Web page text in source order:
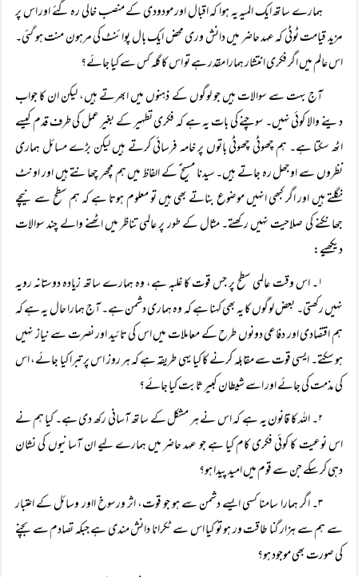
ہمارے ساتھ ایک المیہ یہ ہوا کہ اقبال اور مودودی کے منصب خالی رہ گئے اور اس پر
مزید قیامت ٹوٹی کہ عہد حاضر میں دانش وری محض ایک بال پوائنٹ کی مرہون منت ہو گئی۔
اس عالم میں اگر فکری انتشار ہمارا مقدر ہے تو اس کا گلہ کس سے کیا جائے؟
آج بہت سے سوالات ہیں جو لوگوں کے ذہنوں میں ابھرتے ہیں، لیکن ان کا جواب
دینے والا کوئی نہیں۔ سوچنے کی بات یہ ہے کہ فکری تطہیر کے بغیر عمل کی طرف قدم کیسے
اٹھ سکتا ہے۔ ہم چھوٹی چھوٹی باتوں پر خامہ فرسائی کرتے ہیں لیکن بڑے مسائل ہماری
نظروں سے اوجھل رہ جاتے ہیں۔ سیدنا مسیح ؑ کے الفاظ میں ہم مچھر چھانتے ہیں اور اونٹ
نگلتے ہیں اور اگر کبھی انہیں موضوع بناتے بھی ہیں تو معلوم ہوتا ہے کہ ہم سطح سے نیچے
جھانکنے کی صلاحیت نہیں رکھتے۔ مثال کے طور پر عالمی تناظر میں اٹھنے والے چند سوالات
دیکھیے:
۱۔ اس وقت عالمی سطح پر جس قوت کا غلبہ ہے، وہ ہمارے ساتھ زیادہ دوستانہ رویہ
نہیں رکھتی۔ بعض لوگوں کا یہ بھی کہنا ہے کہ وہ ہماری دشمن ہے۔ آج ہمارا حال یہ ہے کہ
ہم اقتصادی اور دفاعی دونوں طرح کے معاملات میں اس کی تائید اور نصرت سے نیاز نہیں
ہو سکتے۔ ایسی قوت سے مقابلہ کرنے کا کیا یہی طریقہ ہے کہ ہر روز اس پر تبرا کیا جائے، اس
کی مذمت کی جائے اور اسے شیطان کبیر ثابت کیا جائے؟
۲۔ اللہ کا قانون یہ ہے کہ اس نے ہر مشکل کے ساتھ آسانی رکھ دی ہے۔ کیا ہم نے
اس نوعیت کا کوئی فکری کام کیا ہے جو عہد حاضر میں ہمارے لیے ان آسانیوں کی نشان
دہی کر سکے جن سے قوم میں امید پیدا ہو؟
۳۔ اگر ہمارا سامنا کسی ایسے دشمن سے ہو جو قوت، اثر ورسوخ ااور وسائل کے اعتبار
سے ہم سے ہزار گنا طاقت ور ہو تو کیا اس سے ٹکرانا دانش مندی ہے جبکہ تصادم سے بچنے
کی صورت بھی موجود ہو؟